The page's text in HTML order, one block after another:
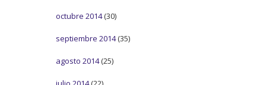
octubre 2014(30)
septiembre 2014(35)
agosto 2014(25)